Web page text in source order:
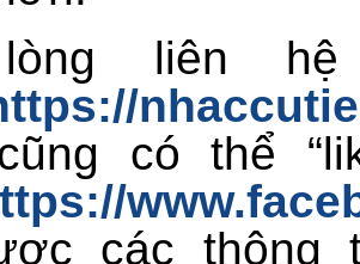
liên
có thể
các thông